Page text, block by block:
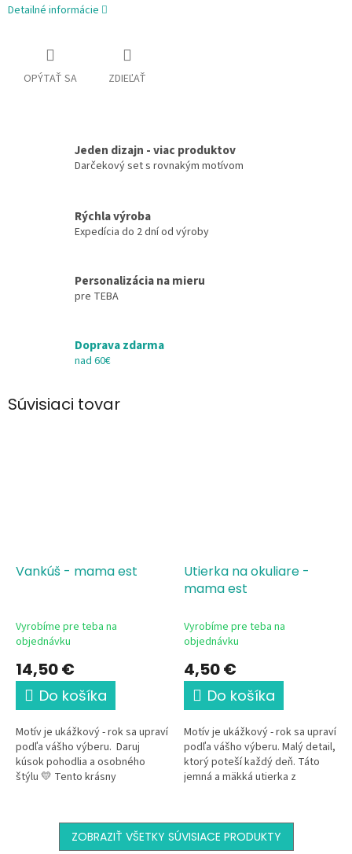
Detailné informácie
OPÝTAŤ SA ZDIEĽAŤ
Jeden dizajn - viac produktov
Darčekový set s rovnakým motívom
Rýchla výroba
Expedícia do 2 dní od výroby
Personalizácia na mieru
pre TEBA
Doprava zdarma
nad 60€
Súvisiaci tovar
Vankúš - mama est
Vyrobíme pre teba na
objednávku
14,50 €
Do košíka
Motív je ukážkový - rok sa upraví
podľa vášho výberu. Daruj
kúsok pohodlia a osobného
štýlu 💛 Tento krásny
Utierka na okuliare -
mama est
Vyrobíme pre teba na
objednávku
4,50 €
Do košíka
Motív je ukážkový - rok sa upraví
podľa vášho výberu. Malý detail,
ktorý poteší každý deň. Táto
jemná a mäkká utierka z
je...
ZOBRAZIŤ VŠETKY SÚVISIACE PRODUKTY